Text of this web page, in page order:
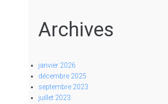
Archives
janvier 2026
décembre 2025
septembre 2023
juillet 2023